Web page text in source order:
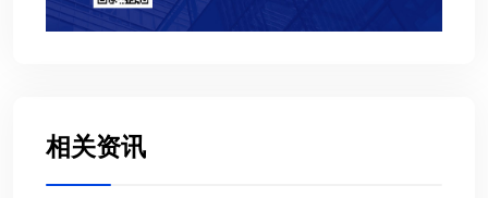
相关资讯